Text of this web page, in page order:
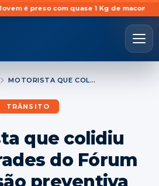
com quase 1 Kg de maconha
MOTORISTA QUE COLIDIU CONTRA GRADES DO FÓRUM TEM PRISÃO PREVENTIVA DECRETADA PELA JUSTIÇA EM SANTA MARIA
TRÂNSITO
que colidiu
do Fórum
preventiva